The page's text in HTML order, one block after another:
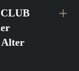
Alter